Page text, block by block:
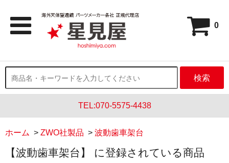
0
検索
TEL:070-5575-4438
ホーム > ZWO社製品 > 波動歯車架台
【波動歯車架台】 に登録されている商品